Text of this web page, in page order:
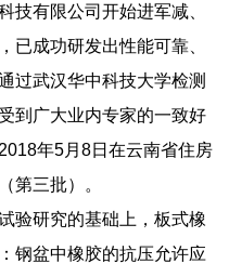
技有限公司开始进军减、
已成功研发出性能可靠、
过武汉华中科技大学检测
到广大业内专家的一致好
年5月8日在云南省住房
第三批）。
验研究的基础上，板式橡
钢盆中橡胶的抗压允许应